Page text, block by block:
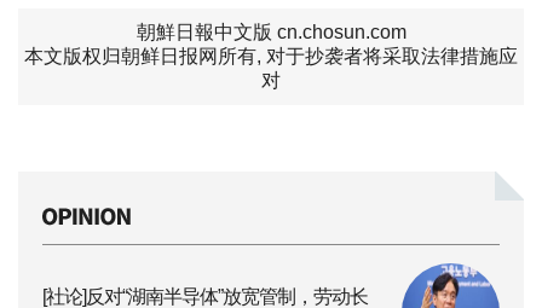
朝鮮日報中文版 cn.chosun.com
本文版权归朝鲜日报网所有, 对于抄袭者将采取法律措施应
对
[社论]反对“湖南半导体”放宽管制，劳动长